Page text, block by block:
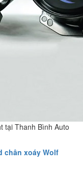
tại Thanh Bình Auto
chân xoáy Wolf